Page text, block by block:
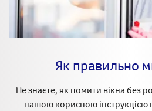
Як правильно
Не знаєте, як помити вікна без
нашою корисною інструкцією